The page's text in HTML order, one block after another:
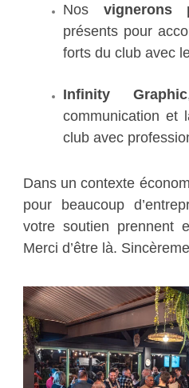
Nos vignerons
présents pour
forts du club avec
Infinity Graphic
communication et
club avec
Dans un contexte
pour beaucoup
votre soutien prennent
Merci d’être là.